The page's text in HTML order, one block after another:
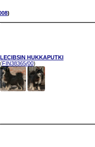
)
LECIBSIN HUKKAPUTKI
(FIN38365/00)